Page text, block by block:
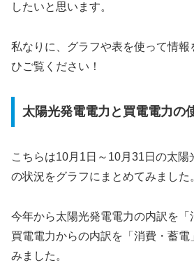
したいと思います。
私なりに、グラフや表を使って情
ひご覧ください！
太陽光発電電力と買電電力の
こちらは10月1日～10月31日の太陽
の状況をグラフにまとめてみました
今年から太陽光発電電力の内訳を
買電電力からの内訳を「消費・蓄電
みました。